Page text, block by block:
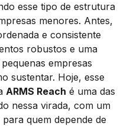
esse tipo de estrutura
menores. Antes,
e consistente
robustos e uma
empresas
sustentar. Hoje, esse
ARMS Reach é uma das
nessa virada, com um
quem depende de